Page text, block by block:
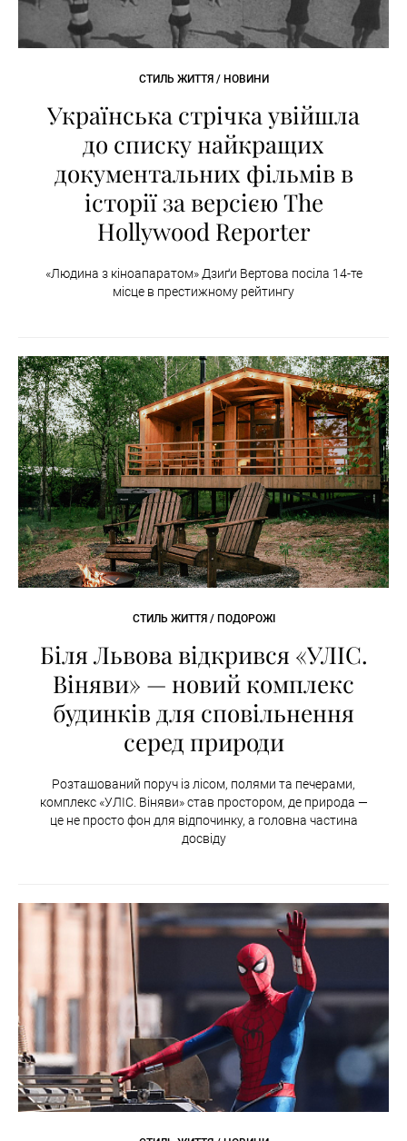
СТИЛЬ ЖИТТЯ / НОВИНИ
Українська стрічка увійшла
до списку найкращих
документальних фільмів в
історії за версією The
Hollywood Reporter
«Людина з кіноапаратом» Дзиґи Вертова посіла 14-те
місце в престижному рейтингу
СТИЛЬ ЖИТТЯ / ПОДОРОЖІ
Біля Львова відкрився «УЛІС.
Віняви» — новий комплекс
будинків для сповільнення
серед природи
Розташований поруч із лісом, полями та печерами,
комплекс «УЛІС. Віняви» став простором, де природа —
це не просто фон для відпочинку, а головна частина
досвіду